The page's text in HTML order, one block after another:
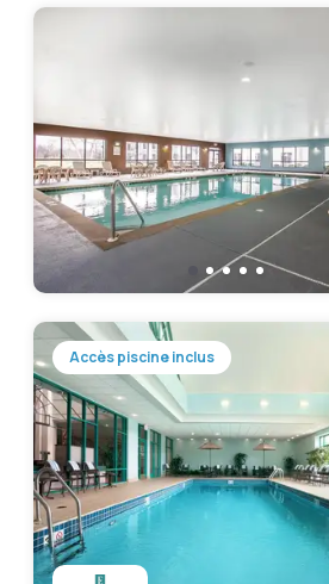
Accès piscine inclus